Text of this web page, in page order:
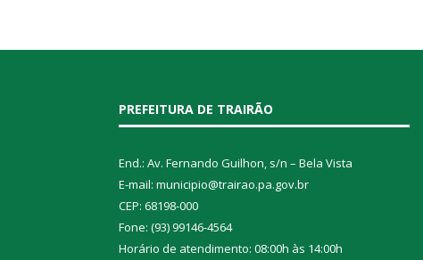
PREFEITURA DE TRAIRÃO
End.: Av. Fernando Guilhon, s/n – Bela Vista
E-mail: municipio@trairao.pa.gov.br
CEP: 68198-000
Fone: (93) 99146-4564
Horário de atendimento: 08:00h às 14:00h